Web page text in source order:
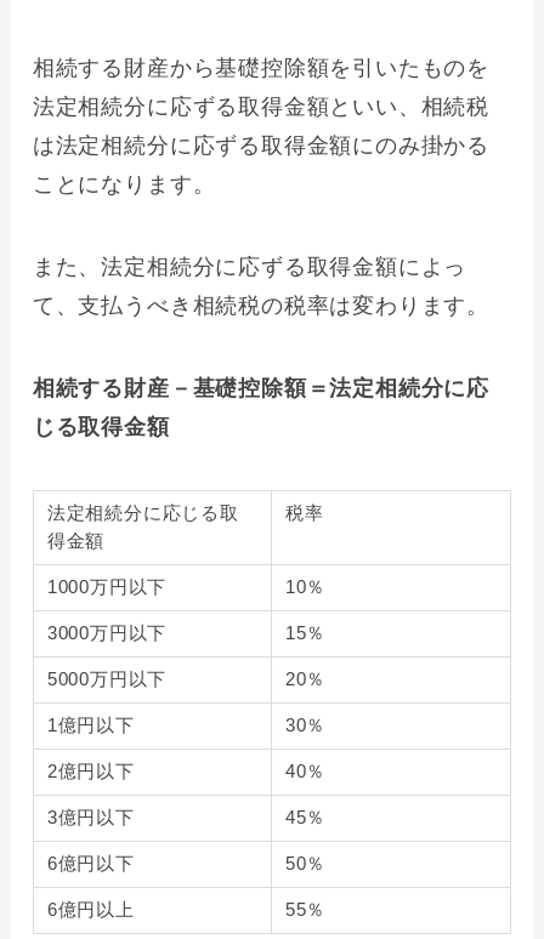
相続する財産から基礎控除額を引いたものを
法定相続分に応ずる取得金額といい、相続税
は法定相続分に応ずる取得金額にのみ掛かる
ことになります。
また、法定相続分に応ずる取得金額によっ
て、支払うべき相続税の税率は変わります。
相続する財産－基礎控除額＝法定相続分に応
じる取得金額
法定相続分に応じる取
得金額
税率
1000万円以下 10％
3000万円以下 15％
5000万円以下 20％
1億円以下 30％
2億円以下 40％
3億円以下 45％
6億円以下 50％
6億円以上 55％